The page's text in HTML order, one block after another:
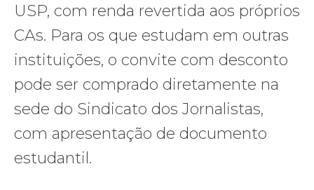
USP, com renda revertida aos próprios
CAs. Para os que estudam em outras
instituições, o convite com desconto
pode ser comprado diretamente na
sede do Sindicato dos Jornalistas,
com apresentação de documento
estudantil.